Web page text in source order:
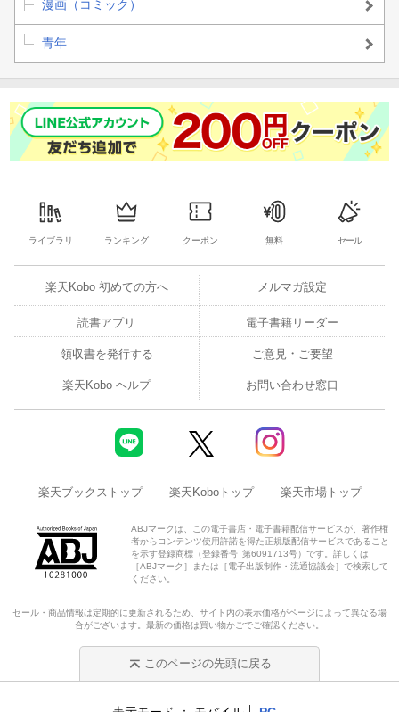
漫画（コミック）
青年
ライブラリ ランキング クーポン 無料 セール
楽天Kobo 初めての方へ メルマガ設定
読書アプリ 電子書籍リーダー
領収書を発行する ご意見・ご要望
楽天Kobo ヘルプ お問い合わせ窓口
楽天ブックストップ 楽天Koboトップ 楽天市場トップ
ABJマークは、この電子書店・電子書籍配信サービスが、著作権
者からコンテンツ使用許諾を得た正規版配信サービスであること
を示す登録商標（登録番号 第6091713号）です。詳しくは
［ABJマーク］または［電子出版制作・流通協議会］で検索して
ください。
セール・商品情報は定期的に更新されるため、サイト内の表示価格がページによって異なる場
合がございます。最新の価格は買い物かごでご確認ください。
このページの先頭に戻る